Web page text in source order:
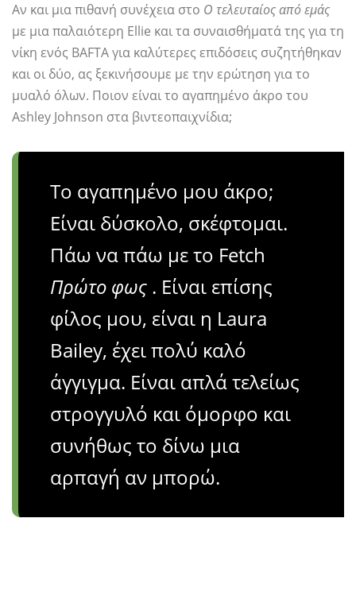
Αν και μια πιθανή συνέχεια στο Ο τελευταίος από εμάς
με μια παλαιότερη Ellie και τα συναισθήματά της για τη
νίκη ενός BAFTA για καλύτερες επιδόσεις συζητήθηκαν
και οι δύο, ας ξεκινήσουμε με την ερώτηση για το
μυαλό όλων. Ποιον είναι το αγαπημένο άκρο του
Ashley Johnson στα βιντεοπαιχνίδια;
Το αγαπημένο μου άκρο;
Είναι δύσκολο, σκέφτομαι.
Πάω να πάω με το Fetch
Πρώτο φως . Είναι επίσης
φίλος μου, είναι η Laura
Bailey, έχει πολύ καλό
άγγιγμα. Είναι απλά τελείως
στρογγυλό και όμορφο και
συνήθως το δίνω μια
αρπαγή αν μπορώ.